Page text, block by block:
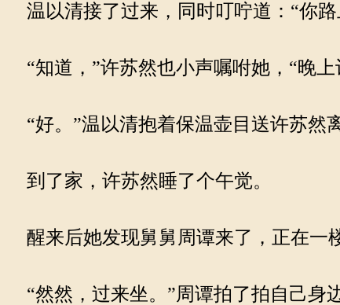
温以清接了过来，同时叮咛道：“你
“知道，”许苏然也小声嘱咐她，“晚上
“好。”温以清抱着保温壶目送许苏然
到了家，许苏然睡了个午觉。
醒来后她发现舅舅周谭来了，正在一
“然然，过来坐。”周谭拍了拍自己身